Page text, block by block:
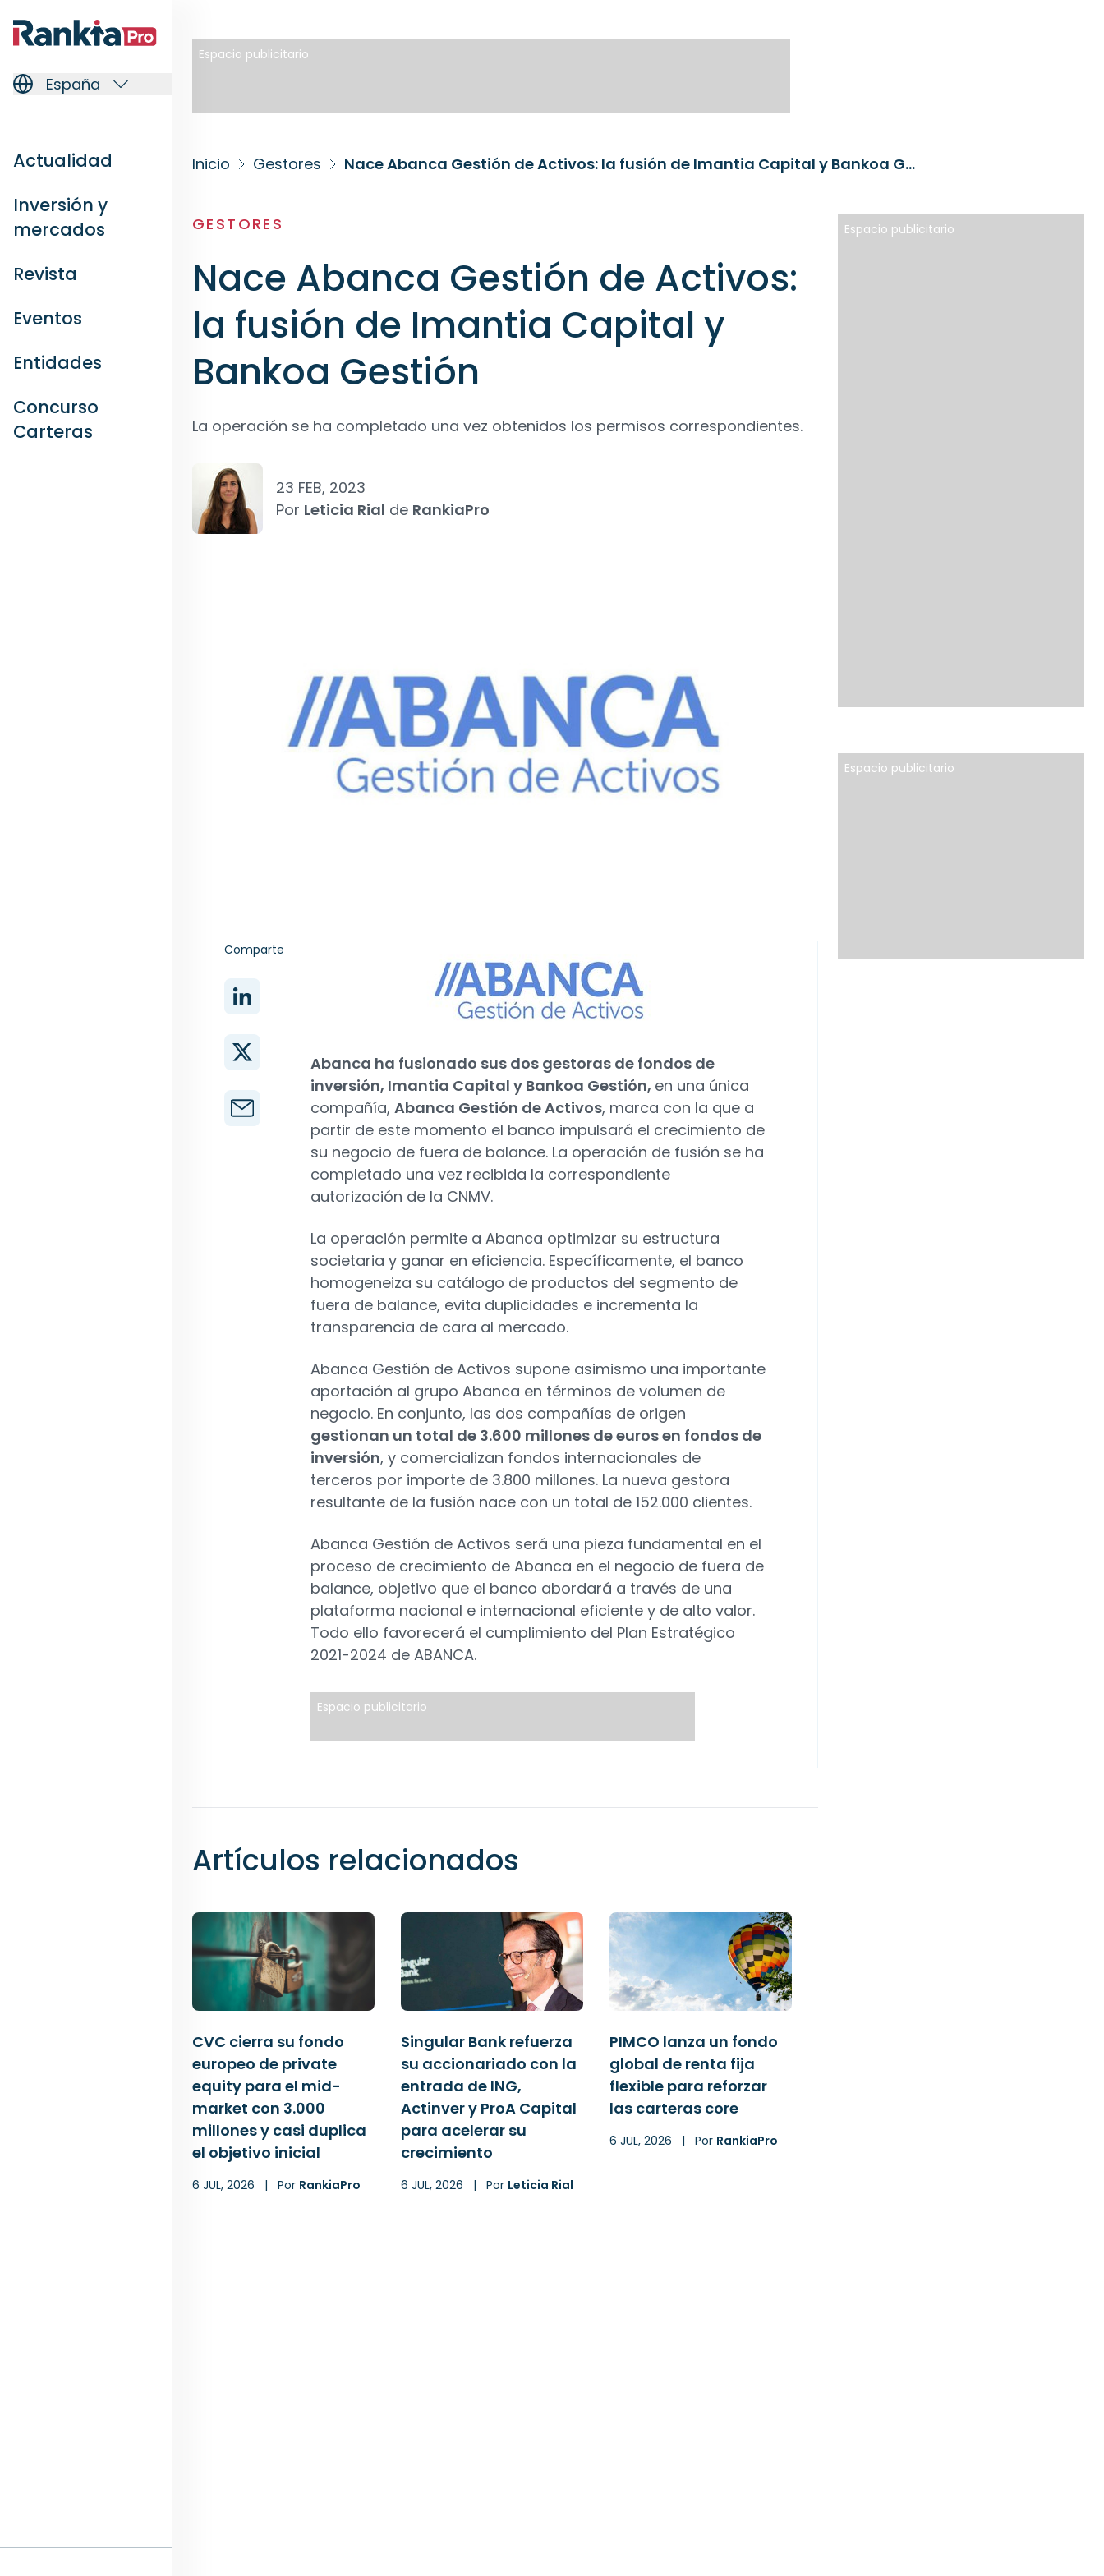
España
Actualidad
Inversión y
mercados
Revista
Eventos
Entidades
Concurso
Carteras
Espacio publicitario
Inicio Gestores Nace Abanca Gestión de Activos: la fusión de Imantia Capital y Bankoa Gestión
GESTORES
Nace Abanca Gestión de Activos:
la fusión de Imantia Capital y
Bankoa Gestión
La operación se ha completado una vez obtenidos los permisos correspondientes.
23 FEB, 2023
Por Leticia Rial de RankiaPro
Comparte
Abanca ha fusionado sus dos gestoras de fondos de
inversión, Imantia Capital y Bankoa Gestión, en una única
compañía, Abanca Gestión de Activos, marca con la que a
partir de este momento el banco impulsará el crecimiento de
su negocio de fuera de balance. La operación de fusión se ha
completado una vez recibida la correspondiente
autorización de la CNMV.
La operación permite a Abanca optimizar su estructura
societaria y ganar en eficiencia. Específicamente, el banco
homogeneiza su catálogo de productos del segmento de
fuera de balance, evita duplicidades e incrementa la
transparencia de cara al mercado.
Abanca Gestión de Activos supone asimismo una importante
aportación al grupo Abanca en términos de volumen de
negocio. En conjunto, las dos compañías de origen
gestionan un total de 3.600 millones de euros en fondos de
inversión, y comercializan fondos internacionales de
terceros por importe de 3.800 millones. La nueva gestora
resultante de la fusión nace con un total de 152.000 clientes.
Abanca Gestión de Activos será una pieza fundamental en el
proceso de crecimiento de Abanca en el negocio de fuera de
balance, objetivo que el banco abordará a través de una
plataforma nacional e internacional eficiente y de alto valor.
Todo ello favorecerá el cumplimiento del Plan Estratégico
2021-2024 de ABANCA.
Espacio publicitario
Artículos relacionados
CVC cierra su fondo
europeo de private
equity para el mid-
market con 3.000
millones y casi duplica
el objetivo inicial
6 JUL, 2026 | Por RankiaPro
Singular Bank refuerza
su accionariado con la
entrada de ING,
Actinver y ProA Capital
para acelerar su
crecimiento
6 JUL, 2026 | Por Leticia Rial
PIMCO lanza un fondo
global de renta fija
flexible para reforzar
las carteras core
6 JUL, 2026 | Por RankiaPro
Espacio publicitario
Espacio publicitario